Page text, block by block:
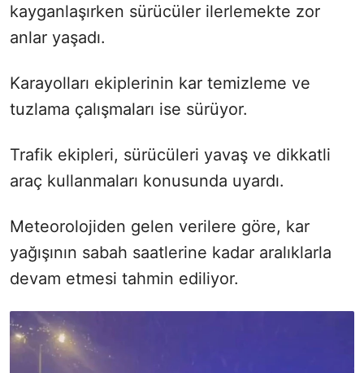
kayganlaşırken sürücüler ilerlemekte zor
anlar yaşadı.
Karayolları ekiplerinin kar temizleme ve
tuzlama çalışmaları ise sürüyor.
Trafik ekipleri, sürücüleri yavaş ve dikkatli
araç kullanmaları konusunda uyardı.
Meteorolojiden gelen verilere göre, kar
yağışının sabah saatlerine kadar aralıklarla
devam etmesi tahmin ediliyor.